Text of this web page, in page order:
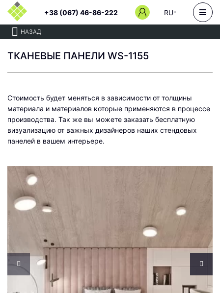
+38 (067) 46-86-222 RU
НАЗАД
ТКАНЕВЫЕ ПАНЕЛИ WS-1155
Стоимость будет меняться в зависимости от толщины
материала и материалов которые применяются в процессе
производства. Так же вы можете заказать бесплатную
визуализацию от важных дизайнеров наших стендовых
панелей в вашем интерьере.